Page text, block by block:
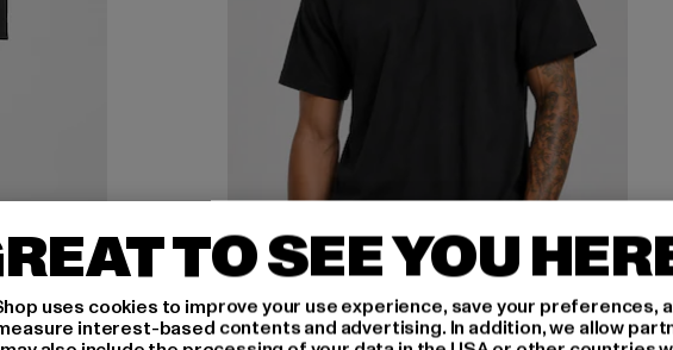
TO SEE YOU
uses cookies to improve your use experience, save your preferences,
interest-based contents and advertising. In addition, we allow